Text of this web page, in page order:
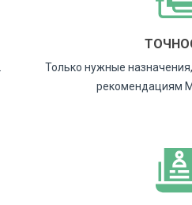
Только нужные
рекомендациям